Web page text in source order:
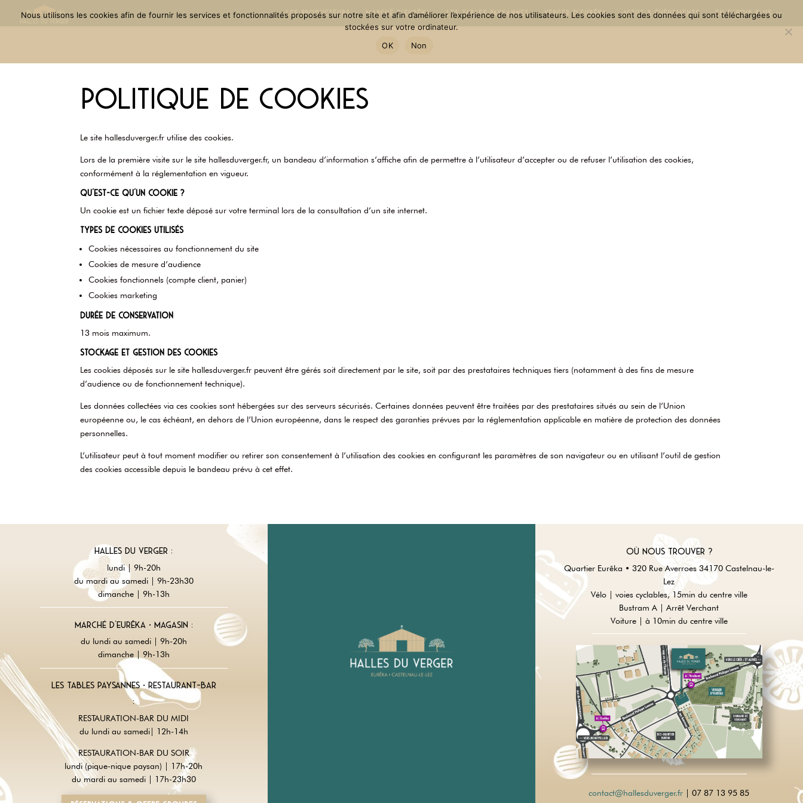
Les producteurs Marché d’Eurêka Les Tables Paysannes Verger d’Eurêka Actus & Événements En savoir plus
Politique de cookies
Le site hallesduverger.fr utilise des cookies.
Lors de la première visite sur le site hallesduverger.fr, un bandeau d’information s’affiche afin de permettre à l’utilisateur d’accepter ou de refuser l’utilisation des cookies,
conformément à la réglementation en vigueur.
Qu’est-ce qu’un cookie ?
Un cookie est un fichier texte déposé sur votre terminal lors de la consultation d’un site internet.
Types de cookies utilisés
Cookies nécessaires au fonctionnement du site
Cookies de mesure d’audience
Cookies fonctionnels (compte client, panier)
Cookies marketing
Durée de conservation
13 mois maximum.
Stockage et gestion des cookies
Les cookies déposés sur le site hallesduverger.fr peuvent être gérés soit directement par le site, soit par des prestataires techniques tiers (notamment à des fins de mesure
d’audience ou de fonctionnement technique).
Les données collectées via ces cookies sont hébergées sur des serveurs sécurisés. Certaines données peuvent être traitées par des prestataires situés au sein de l’Union
européenne ou, le cas échéant, en dehors de l’Union européenne, dans le respect des garanties prévues par la réglementation applicable en matière de protection des données
personnelles.
L’utilisateur peut à tout moment modifier ou retirer son consentement à l’utilisation des cookies en configurant les paramètres de son navigateur ou en utilisant l’outil de gestion
des cookies accessible depuis le bandeau prévu à cet effet.
Halles du Verger :
lundi | 9h-20h
du mardi au samedi | 9h-23h30
dimanche | 9h-13h
Marché d'Eurêka • magasin :
du lundi au samedi | 9h-20h
dimanche | 9h-13h
Les tables paysannes • restaurant-Bar
:
RESTAURATION-BAR DU MIDI
du lundi au samedi| 12h-14h
RESTAURATION-BAR DU SOIR
lundi (pique-nique paysan) | 17h-20h
du mardi au samedi | 17h-23h30
Où nous trouver ?
Quartier Eurêka • 320 Rue Averroes 34170 Castelnau-le-
Lez
Vélo | voies cyclables, 15min du centre ville
Bustram A | Arrêt Verchant
Voiture | à 10min du centre ville
contact@hallesduverger.fr | 07 87 13 95 85
Nous utilisons les cookies afin de fournir les services et fonctionnalités proposés sur notre site et afin d’améliorer l’expérience de nos utilisateurs. Les cookies sont des données qui sont téléchargées ou
stockées sur votre ordinateur.
OK
Non